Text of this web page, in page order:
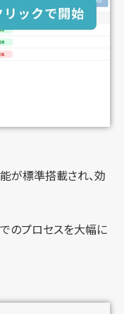
が標準搭載され、効
のプロセスを大幅に